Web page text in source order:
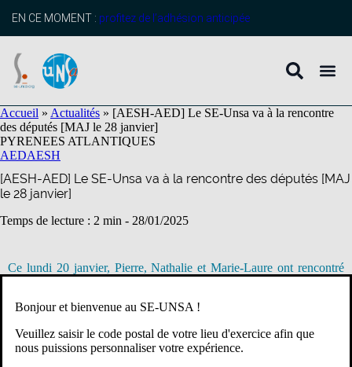
principal
EN CE MOMENT : profitez de l’adhésion anticipée
Accueil » Actualités » [AESH-AED] Le SE-Unsa va à la rencontre
des députés [MAJ le 28 janvier]
PYRENEES ATLANTIQUES
AEDAESH
[AESH-AED] Le SE-Unsa va à la rencontre des députés [MAJ
le 28 janvier]
Temps de lecture : 2 min - 28/01/2025
Ce lundi 20 janvier, Pierre, Nathalie et Marie-Laure ont rencontré
AESH et AED.
Nous avons présenté les conditions de travail et de rémunération de
ces personnels qui jouent un rôle central dans nos établissements.
Bonjour et bienvenue au SE-UNSA !
Veuillez saisir le code postal de votre lieu d'exercice afin que
nous puissions personnaliser votre expérience.